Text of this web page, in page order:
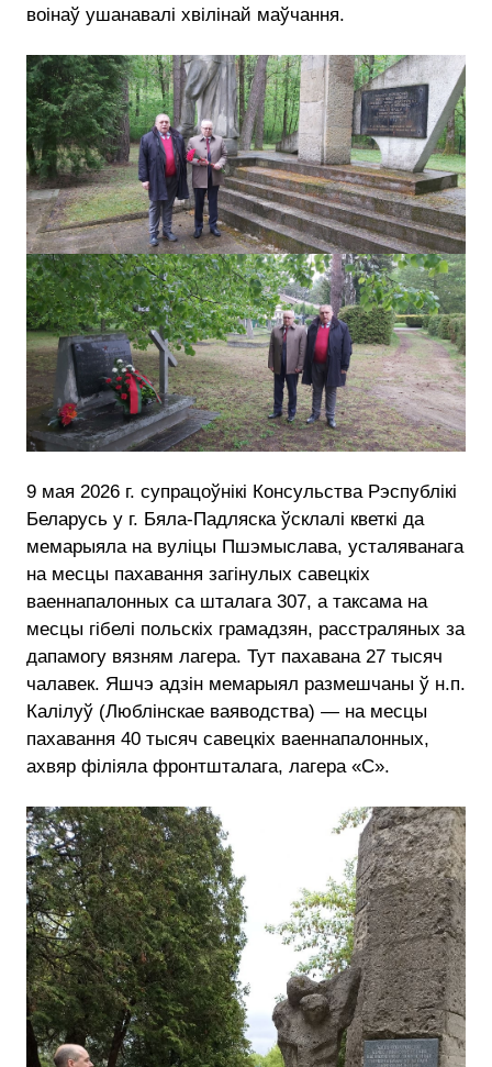
воінаў ушанавалі хвілінай маўчання.
9 мая 2026 г. супрацоўнікі Консульства Рэспублікі
Беларусь у г. Бяла-Падляска ўсклалі кветкі да
мемарыяла на вуліцы Пшэмыслава, усталяванага
на месцы пахавання загінулых савецкіх
ваеннапалонных са шталага 307, а таксама на
месцы гібелі польскіх грамадзян, расстраляных за
дапамогу вязням лагера. Тут пахавана 27 тысяч
чалавек. Яшчэ адзін мемарыял размешчаны ў н.п.
Калілуў (Люблінскае ваяводства) — на месцы
пахавання 40 тысяч савецкіх ваеннапалонных,
ахвяр філіяла фронтшталага, лагера «С».